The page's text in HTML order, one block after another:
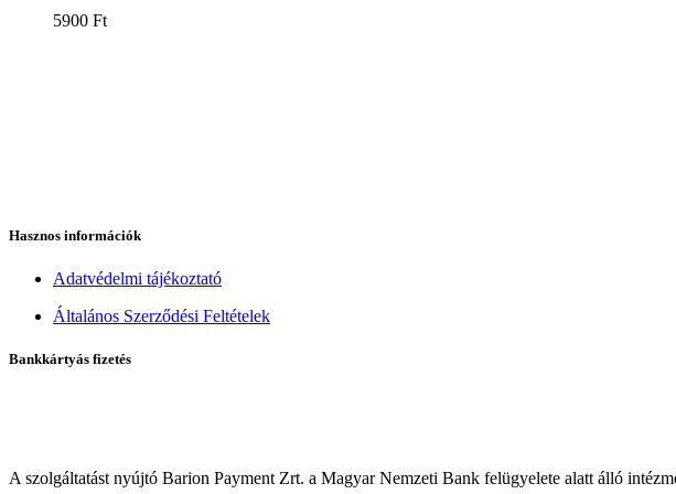
5900 Ft
Hasznos információk
Adatvédelmi tájékoztató
Általános Szerződési Feltételek
Bankkártyás fizetés
A szolgáltatást nyújtó Barion Payment Zrt. a Magyar Nemzeti Bank felügyelete alatt álló